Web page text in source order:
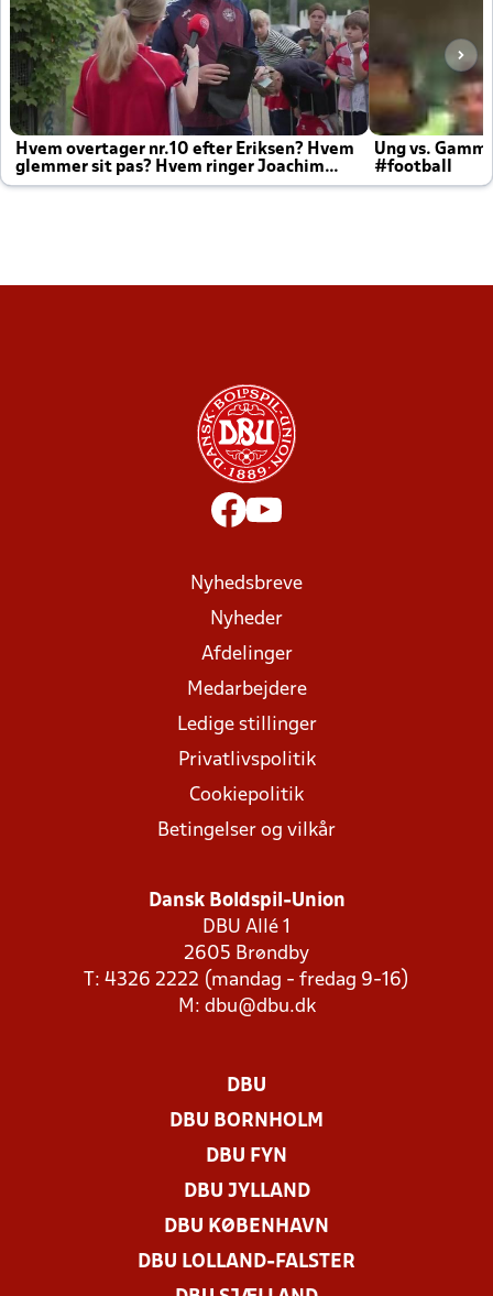
Hvem overtager nr.10 efter Eriksen? Hvem
glemmer sit pas? Hvem ringer Joachim
altid til efter kampe?
Ung vs.
#football
Nyhedsbreve
Nyheder
Afdelinger
Medarbejdere
Ledige stillinger
Privatlivspolitik
Cookiepolitik
Betingelser og vilkår
Dansk Boldspil-Union
DBU Allé 1
2605 Brøndby
T: 4326 2222 (mandag - fredag 9-16)
M: dbu@dbu.dk
DBU
DBU BORNHOLM
DBU FYN
DBU JYLLAND
DBU KØBENHAVN
DBU LOLLAND-FALSTER